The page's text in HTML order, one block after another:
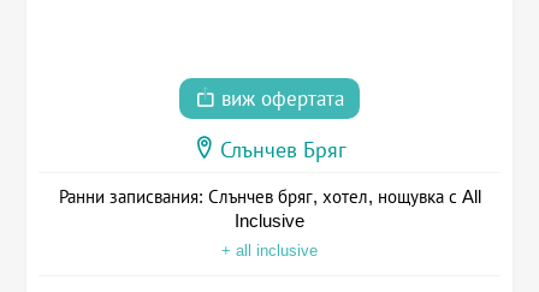
виж офертата
Слънчев Бряг
Ранни записвания: Слънчев бряг, хотел, нощувка с All
Inclusive
+ all inclusive